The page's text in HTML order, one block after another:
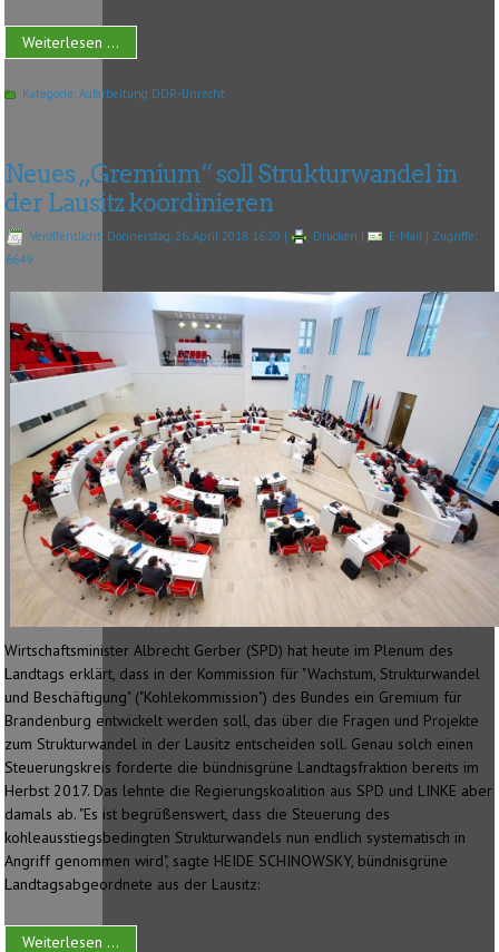
Weiterlesen ...
Kategorie:Aufarbeitung DDR-Unrecht
Neues „Gremium“ soll Strukturwandel in
der Lausitz koordinieren
Veröffentlicht: Donnerstag, 26. April 2018 16:20 | Drucken | E-Mail | Zugriffe:
6649
Wirtschaftsminister Albrecht Gerber (SPD) hat heute im Plenum des
Landtags erklärt, dass in der Kommission für "Wachstum, Strukturwandel
und Beschäftigung" ("Kohlekommission") des Bundes ein Gremium für
Brandenburg entwickelt werden soll, das über die Fragen und Projekte
zum Strukturwandel in der Lausitz entscheiden soll. Genau solch einen
Steuerungskreis forderte die bündnisgrüne Landtagsfraktion bereits im
Herbst 2017. Das lehnte die Regierungskoalition aus SPD und LINKE aber
damals ab. "Es ist begrüßenswert, dass die Steuerung des
kohleausstiegsbedingten Strukturwandels nun endlich systematisch in
Angriff genommen wird", sagte HEIDE SCHINOWSKY, bündnisgrüne
Landtagsabgeordnete aus der Lausitz:
Weiterlesen ...